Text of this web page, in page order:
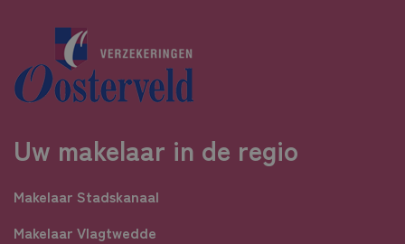
Uw makelaar in de regio
Makelaar Stadskanaal
Makelaar Vlagtwedde